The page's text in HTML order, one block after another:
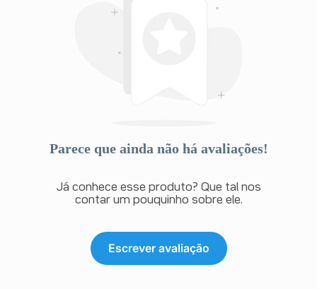
Parece que ainda não há avaliações!
Já conhece esse produto? Que tal nos
contar um pouquinho sobre ele.
Escrever avaliação